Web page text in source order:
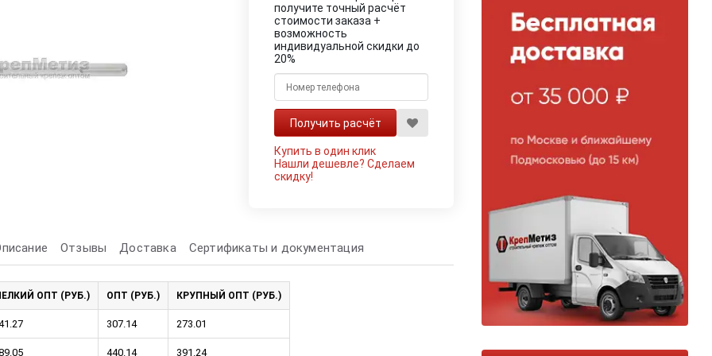
получите точный расчёт
стоимости заказа +
возможность
индивидуальной скидки до
20%
Купить в один клик
Нашли дешевле?Сделаем
скидку!
Отзывы Доставка Сертификаты и документация
ОПТ (РУБ.) ОПТ (РУБ.) КРУПНЫЙ ОПТ (РУБ.)
307.14 273.01
440.14 391.24